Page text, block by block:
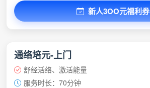
新人3OO元福利券
通络培元-上门
舒经活络、激活能量
服务时长：70分钟